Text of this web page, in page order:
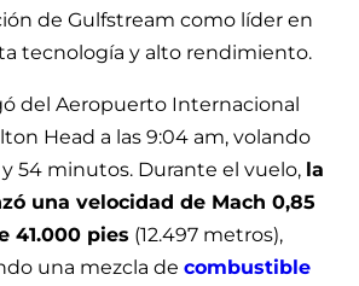
de Gulfstream como líder en
tecnología y alto rendimiento.
del Aeropuerto Internacional
Head a las 9:04 am, volando
54 minutos. Durante el vuelo, la
una velocidad de Mach 0,85
41.000 pies (12.497 metros),
una mezcla de combustible